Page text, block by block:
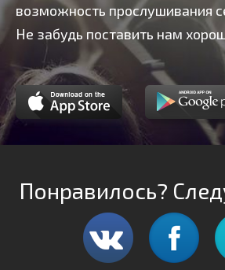
возможность прослушивания
Не забудь поставить нам
Понравилось?